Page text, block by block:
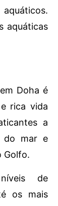
aquáticas
Doha é
rica vida
a
do mar e
Golfo.
de
os mais